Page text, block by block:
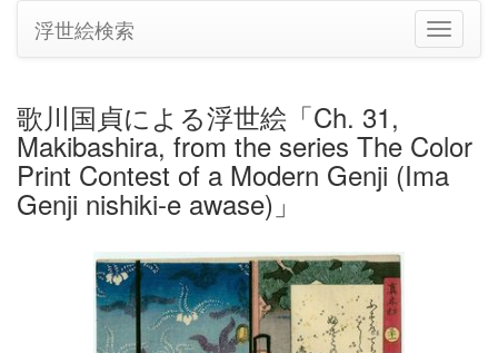
ナ
ビ
ョ
の
浮世絵検索
歌川国貞による浮世絵「Ch. 31,
Makibashira, from the series The Color
Print Contest of a Modern Genji (Ima
Genji nishiki-e awase)」